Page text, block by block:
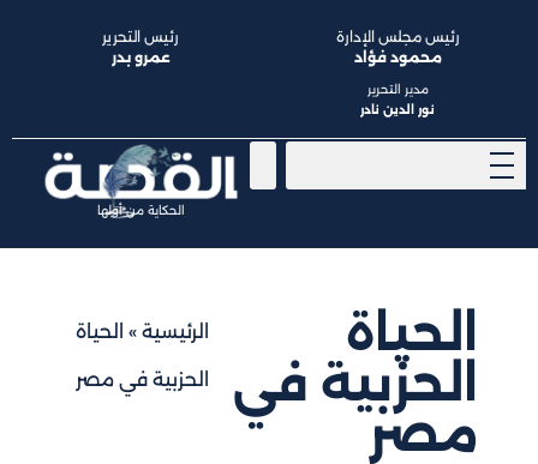
الحكاية من أولها
رئيس مجلس الإدارة
محمود فؤاد
مدير التحرير
نور الدين نادر
رئيس التحرير
عمرو بدر
الحياة
الحزبية في
مصر
الرئيسية » الحياة
الحزبية في مصر